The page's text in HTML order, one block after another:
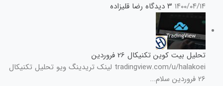
۱۴۰۰/۰۴/۱۴ ۳ دیدگاه رضا قلیزاده
تحلیل بیت کوین تکنیکال 26 فروردین
tradingview.com/u/halakoei لینک تریدینگ ویو تحلیل تکنیکال
26 فروردین سلام...